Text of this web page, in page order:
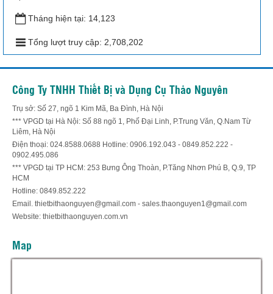
Tháng hiện tại: 14,123
Tổng lượt truy cập: 2,708,202
Công Ty TNHH Thiết Bị và Dụng Cụ Thảo Nguyên
Trụ sở: Số 27, ngõ 1 Kim Mã, Ba Đình, Hà Nội
*** VPGD tại Hà Nội: Số 88 ngõ 1, Phố Đại Linh, P.Trung Văn, Q.Nam Từ
Liêm, Hà Nội
Điện thoại: 024.8588.0688 Hotline: 0906.192.043 - 0849.852.222 -
0902.495.086
*** VPGD tại TP HCM: 253 Bưng Ông Thoàn, P.Tăng Nhơn Phú B, Q.9, TP
HCM
Hotline: 0849.852.222
Email. thietbithaonguyen@gmail.com - sales.thaonguyen1@gmail.com
Website: thietbithaonguyen.com.vn
Map